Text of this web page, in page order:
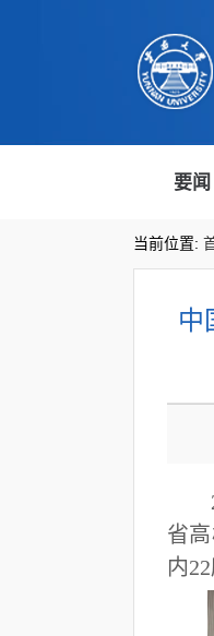
要闻
当前位置:
中
省
内